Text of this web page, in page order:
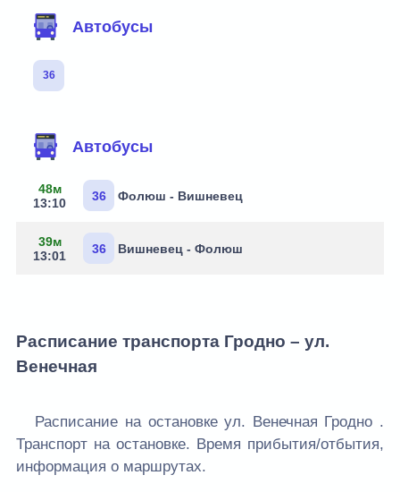
Автобусы
36
Автобусы
48м
13:10
36 Фолюш - Вишневец
39м
13:01
36 Вишневец - Фолюш
Расписание транспорта Гродно – ул.
Венечная
Расписание на остановке ул. Венечная Гродно .
Транспорт на остановке. Время прибытия/отбытия,
информация о маршрутах.